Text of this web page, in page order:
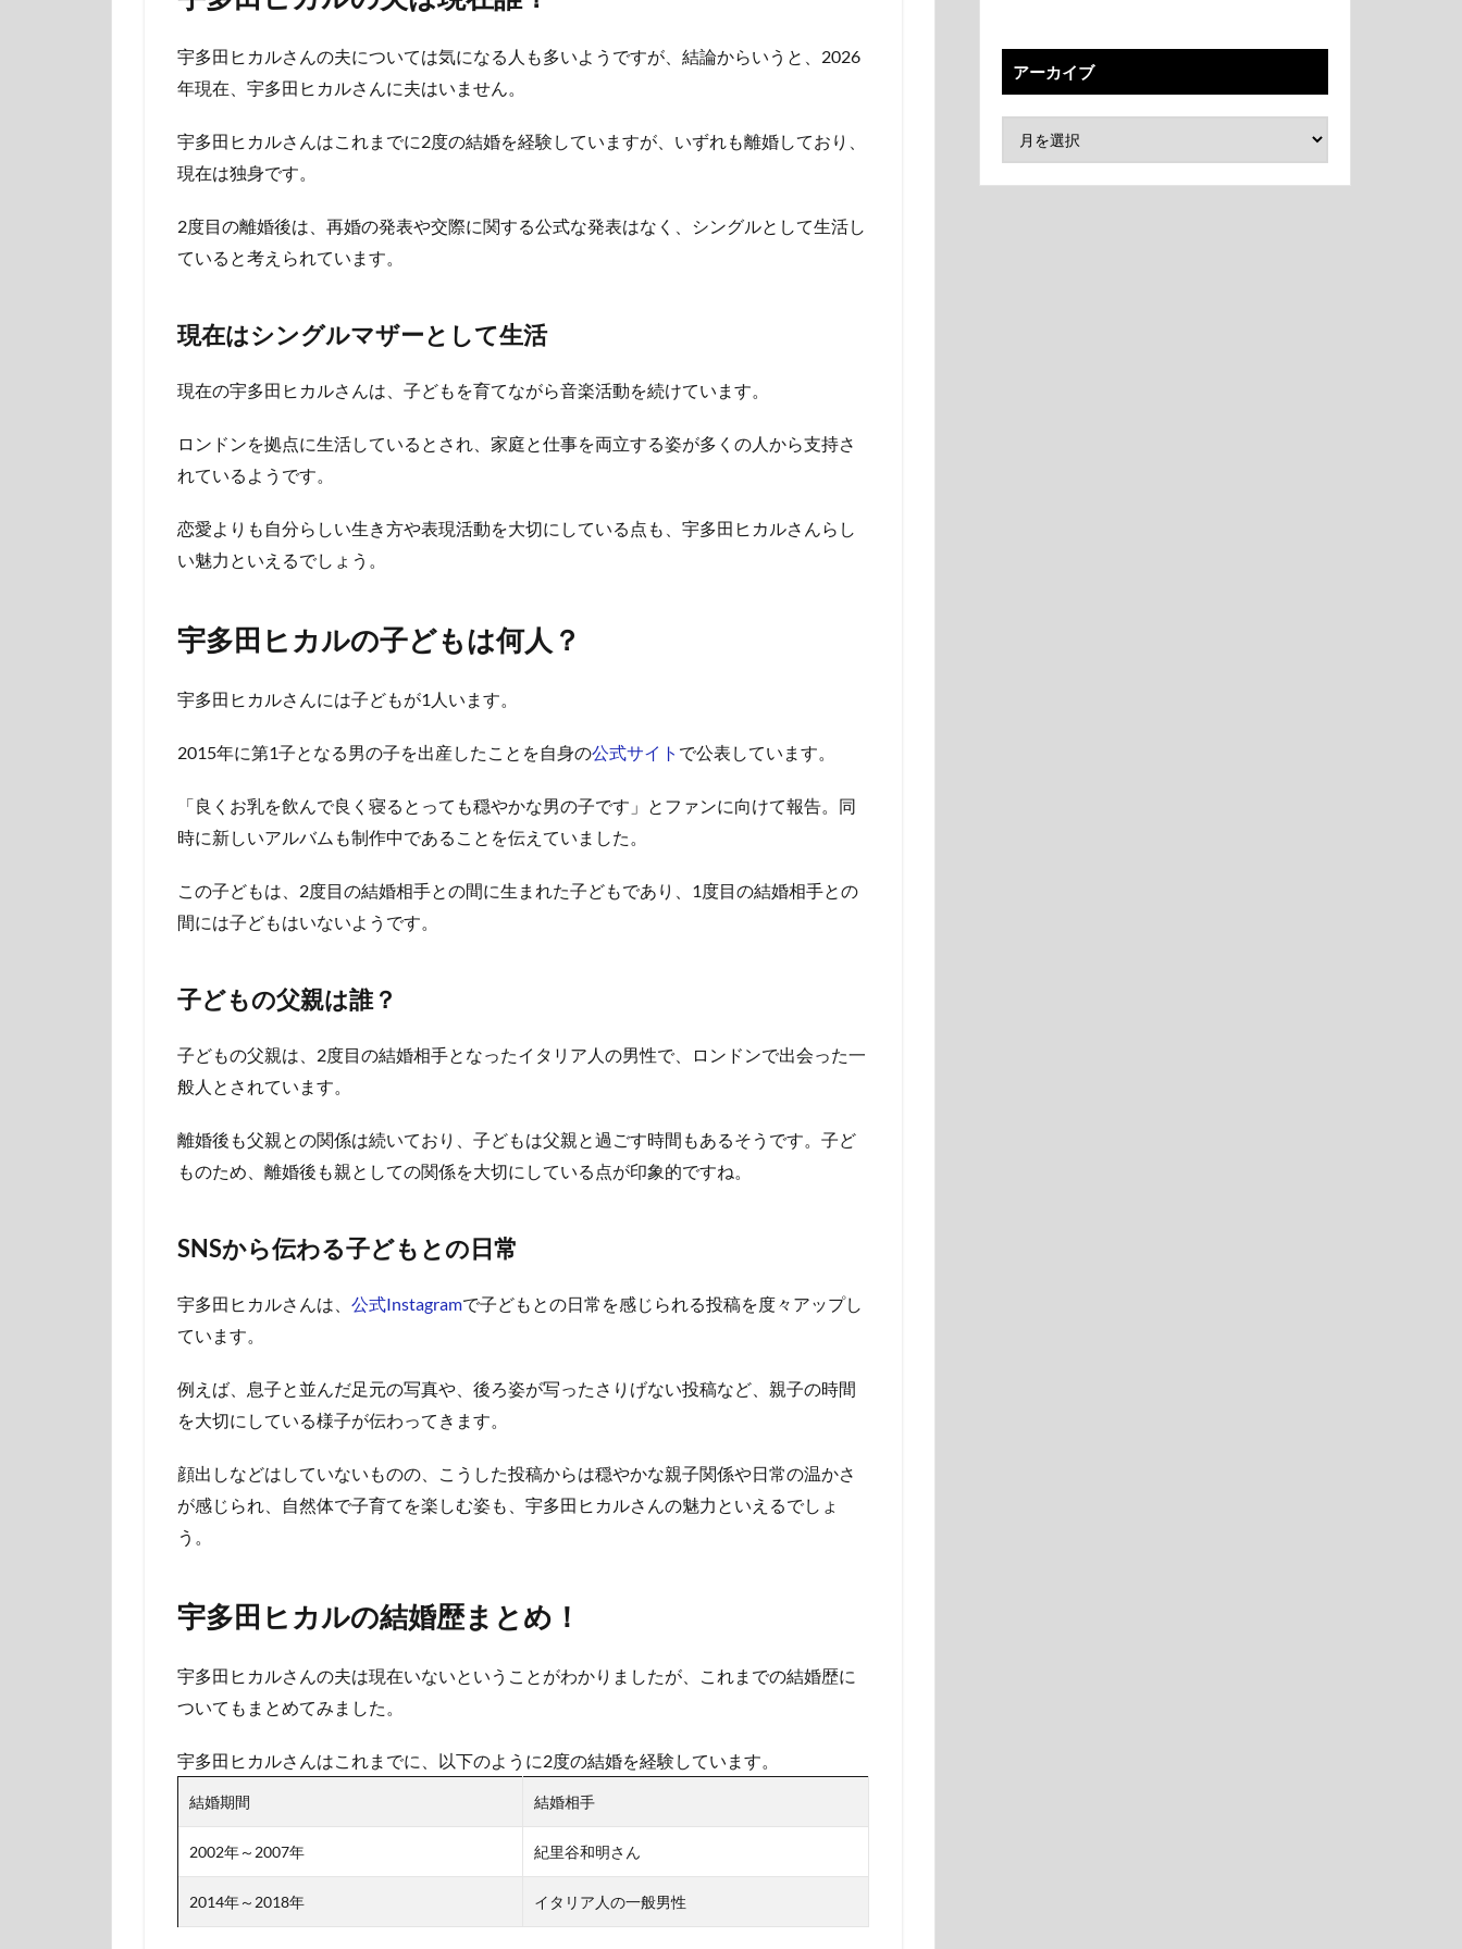
宇多田ヒカルさんの夫については気になる人も多いようですが、結論からいうと、2026
年現在、宇多田ヒカルさんに夫はいません。
宇多田ヒカルさんはこれまでに2度の結婚を経験していますが、いずれも離婚しており、
現在は独身です。
2度目の離婚後は、再婚の発表や交際に関する公式な発表はなく、シングルとして生活し
ていると考えられています。
現在はシングルマザーとして生活
現在の宇多田ヒカルさんは、子どもを育てながら音楽活動を続けています。
ロンドンを拠点に生活しているとされ、家庭と仕事を両立する姿が多くの人から支持さ
れているようです。
恋愛よりも自分らしい生き方や表現活動を大切にしている点も、宇多田ヒカルさんらし
い魅力といえるでしょう。
宇多田ヒカルの子どもは何人？
宇多田ヒカルさんには子どもが1人います。
2015年に第1子となる男の子を出産したことを自身の公式サイト で公表しています。
「良くお乳を飲んで良く寝るとっても穏やかな男の子です」とファンに向けて報告。同
時に新しいアルバムも制作中であることを伝えていました。
この子どもは、2度目の結婚相手との間に生まれた子どもであり、1度目の結婚相手との
間には子どもはいないようです。
子どもの父親は誰？
子どもの父親は、2度目の結婚相手となったイタリア人の男性で、ロンドンで出会った一
般人とされています。
離婚後も父親との関係は続いており、子どもは父親と過ごす時間もあるそうです。子ど
ものため、離婚後も親としての関係を大切にしている点が印象的ですね。
SNSから伝わる子どもとの日常
宇多田ヒカルさんは、 公式Instagramで子どもとの日常を感じられる投稿を度々アップし
ています。
例えば、息子と並んだ足元の写真や、後ろ姿が写ったさりげない投稿など、親子の時間
を大切にしている様子が伝わってきます。
顔出しなどはしていないものの、こうした投稿からは穏やかな親子関係や日常の温かさ
が感じられ、自然体で子育てを楽しむ姿も、宇多田ヒカルさんの魅力といえるでしょ
う。
宇多田ヒカルの結婚歴まとめ！
宇多田ヒカルさんの夫は現在いないということがわかりましたが、これまでの結婚歴に
ついてもまとめてみました。
宇多田ヒカルさんはこれまでに、以下のように2度の結婚を経験しています。
結婚期間 結婚相手
2002年～2007年 紀里谷和明さん
2014年～2018年 イタリア人の一般男性
アーカイブ